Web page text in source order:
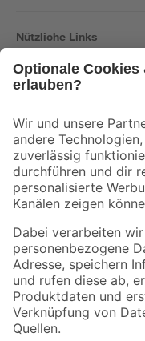
Nützliche Links
Der toom Newsletter: Keine
Zur Newsletter
Folge uns
Zahlungsarten